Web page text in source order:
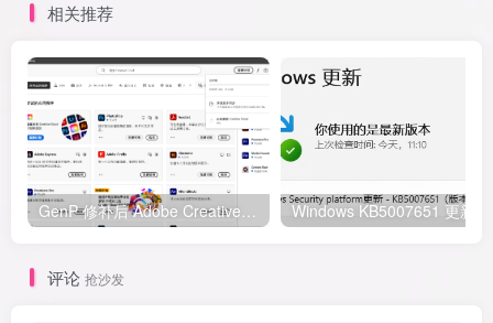
相关推荐
GenP 修补后 Adobe Creative Cloud 更新 304 代码错误 无法安装其他创意软件解决方法
评论 抢沙发